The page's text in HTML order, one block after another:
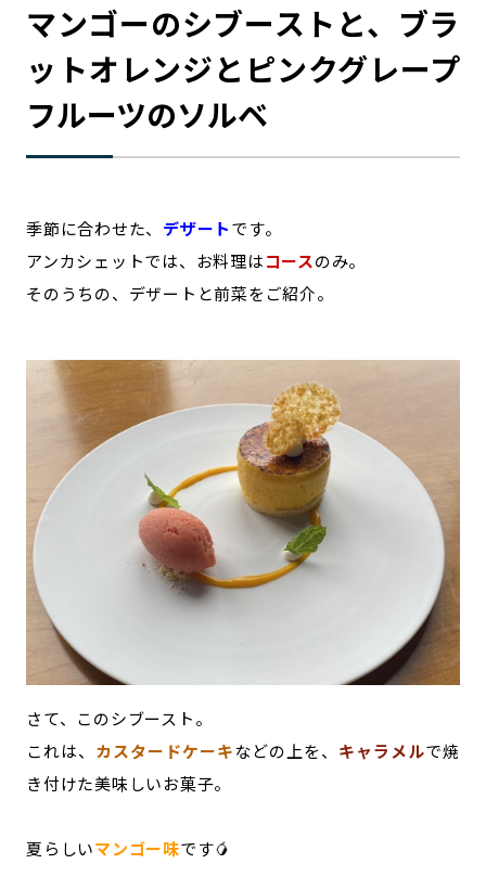
マンゴーのシブーストと、ブラ
ットオレンジとピンクグレープ
フルーツのソルベ
季節に合わせた、 デザートです。
アンカシェットでは、お料理はコースのみ。
そのうちの、デザートと前菜をご紹介。
さて、このシブースト。
これは、 カスタードケーキなどの上を、 キャラメルで焼
き付けた美味しいお菓子。
夏らしいマンゴー味です🥭